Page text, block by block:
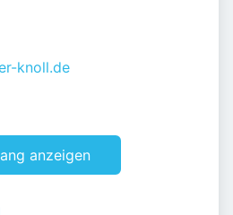
knoll.de
anzeigen